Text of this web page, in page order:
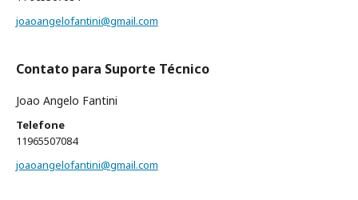
joaoangelofantini@gmail.com
Contato para Suporte Técnico
Joao Angelo Fantini
Telefone
11965507084
joaoangelofantini@gmail.com